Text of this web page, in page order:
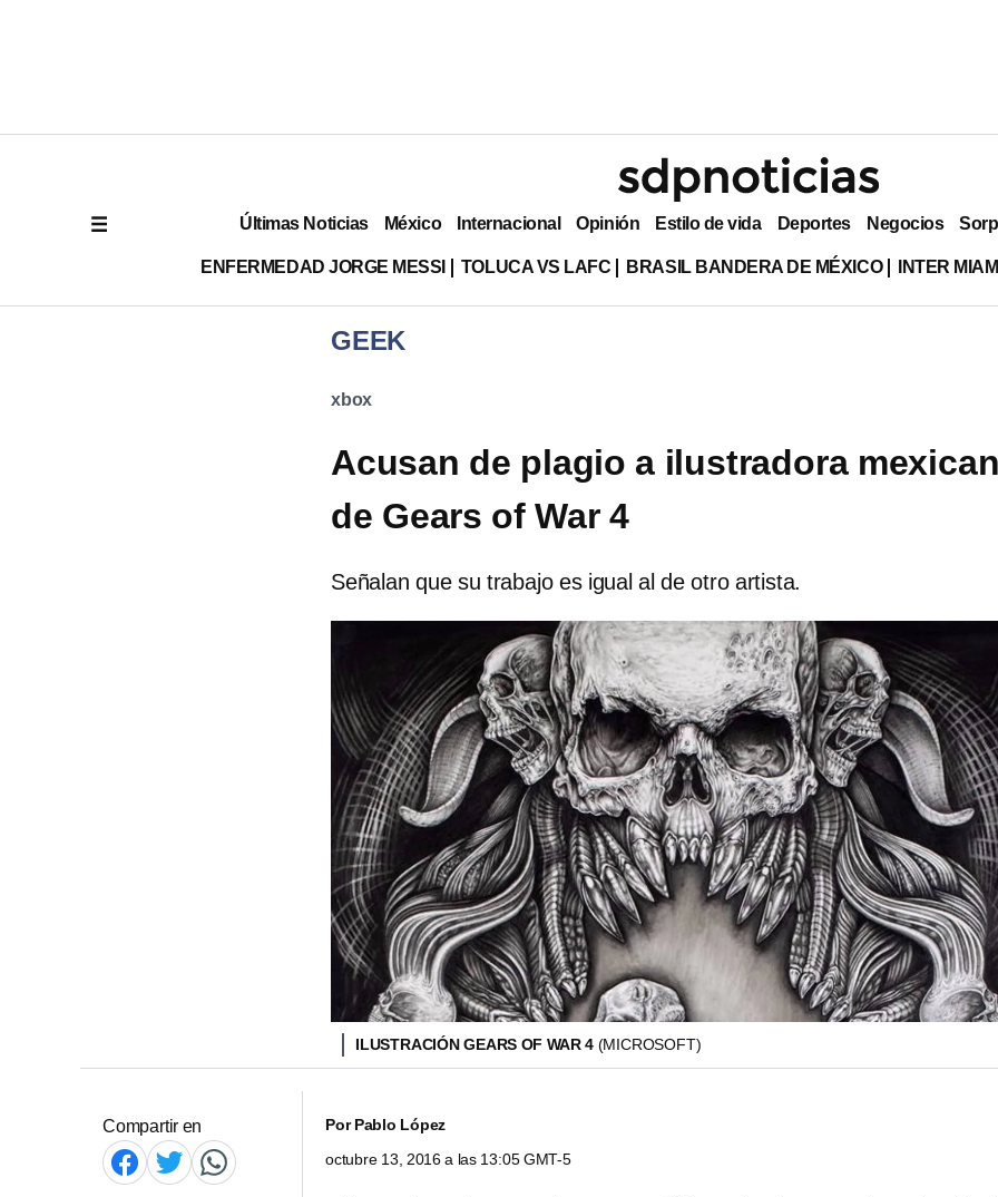
Últimas Noticias México Internacional Opinión Estilo de vida Deportes Negocios
ENFERMEDAD JORGE MESSI TOLUCA VS LAFC BRASIL BANDERA DE MÉXICO INTER
GEEK
xbox
Acusan de plagio a ilustradora
de Gears of War 4
Señalan que su trabajo es igual al de otro artista.
ILUSTRACIÓN GEARS OF WAR 4 (MICROSOFT)
Compartir en PorPablo López
octubre 13, 2016 a las 13:05 GMT-5